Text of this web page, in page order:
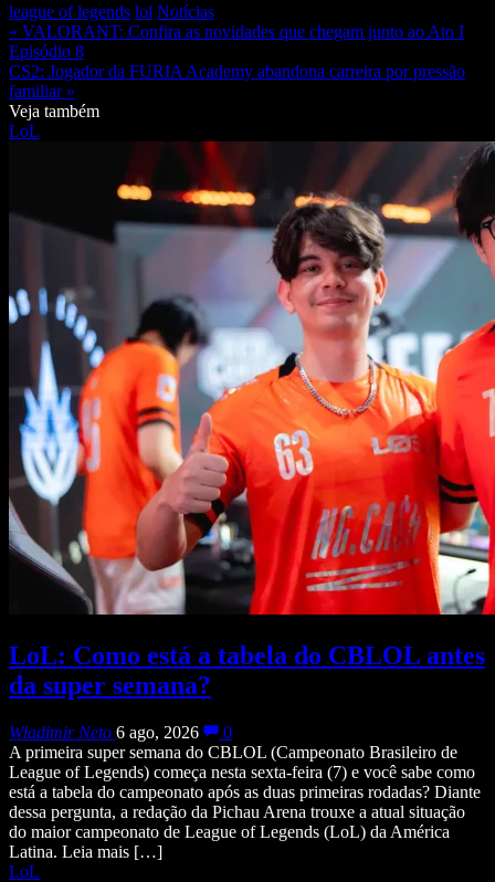
league of legends lol Notícias
« VALORANT: Confira as novidades que chegam junto ao Ato I
Episódio 8
CS2: Jogador da FURIA Academy abandona carreira por pressão
familiar »
Veja também
LoL
LoL: Como está a tabela do CBLOL antes
da super semana?
Wladimir Neto 6 ago, 2026
0
A primeira super semana do CBLOL (Campeonato Brasileiro de
League of Legends) começa nesta sexta-feira (7) e você sabe como
está a tabela do campeonato após as duas primeiras rodadas? Diante
dessa pergunta, a redação da Pichau Arena trouxe a atual situação
do maior campeonato de League of Legends (LoL) da América
Latina. Leia mais […]
LoL